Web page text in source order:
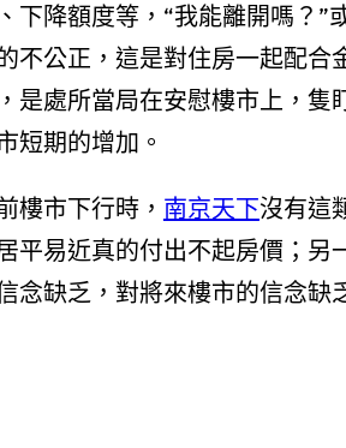
下降額度等，“我能離開嗎？”
不公正，這是對住房一起配
是處所當局在安慰樓市上，
短期的增加。
樓市下行時， 南京天下沒有這
平易近真的付出不起房價；
念缺乏，對將來樓市的信念